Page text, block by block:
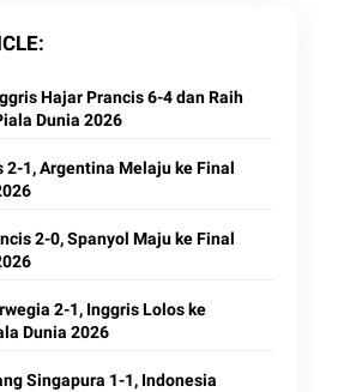
Hajar Prancis 6-4 dan Raih
Dunia 2026
2-1, Argentina Melaju ke Final
2-0, Spanyol Maju ke Final
2-1, Inggris Lolos ke
Dunia 2026
Singapura 1-1, Indonesia